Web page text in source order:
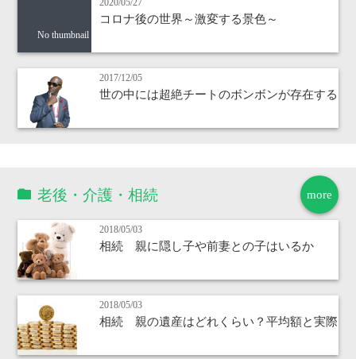
No thumbnail
2020/05/27
コロナ後の世界～激変する景色～
2017/12/05
世の中には超絶チートのボンボンが存在する
more
老後・介護・相続
2018/05/03
相続 親に隠し子や前妻との子はいるか
2018/05/03
相続 親の遺産はどれくらい？平均額と実際